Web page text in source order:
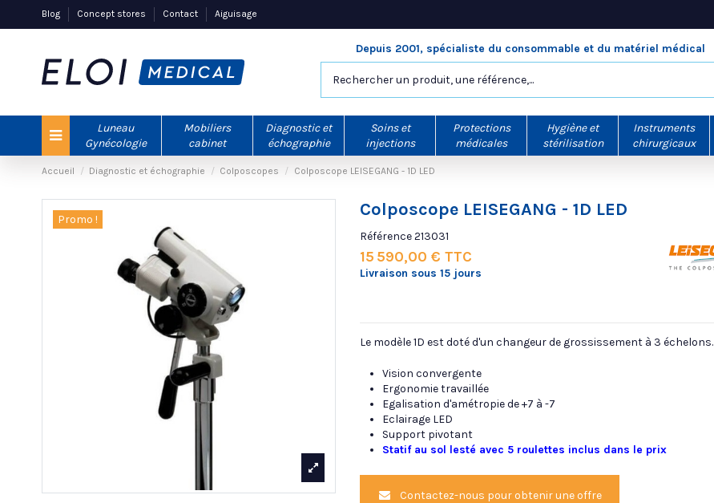
Blog Concept stores Contact Aiguisage
Depuis 2001, spécialiste du consommable et du matériel médical
Luneau
Gynécologie
Mobiliers
cabinet
Diagnostic et
échographie
Soins et
injections
Protections
médicales
Hygiène et
stérilisation
Instruments
chirurgicaux
Accueil Diagnostic et échographie Colposcopes Colposcope LEISEGANG - 1D LED
Promo ! Colposcope LEISEGANG - 1D LED
Référence213031
15 590,00 € TTC
Livraison sous 15 jours
Le modèle 1D est doté d'un changeur de grossissement à 3 échelons.
Vision convergente
Ergonomie travaillée
Egalisation d'amétropie de +7 à -7
Eclairage LED
Support pivotant
Statif au sol lesté avec 5 roulettes inclus dans le prix
Contactez-nous pour obtenir une offre